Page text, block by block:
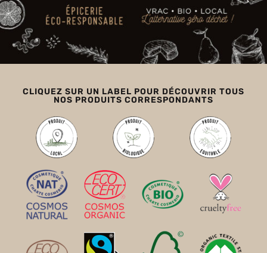
CLIQUEZ SUR UN LABEL POUR DÉCOUVRIR TOUS
NOS PRODUITS CORRESPONDANTS